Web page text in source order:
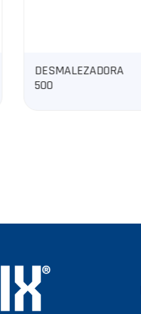
DESMALEZADORA
300